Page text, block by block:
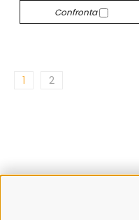
Confronta
1 2